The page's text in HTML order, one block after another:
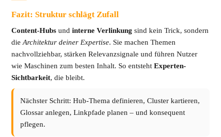
Fazit: Struktur schlägt Zufall
Content-Hubsund interne Verlinkung sind kein Trick, sondern
die Architektur deiner Expertise. Sie machen Themen
nachvollziehbar, stärken Relevanzsignale und führen Nutzer
wie Maschinen zum besten Inhalt. So entsteht Experten-
Sichtbarkeit, die bleibt.
Nächster Schritt: Hub-Thema definieren, Cluster kartieren,
Glossar anlegen, Linkpfade planen – und konsequent
pflegen.